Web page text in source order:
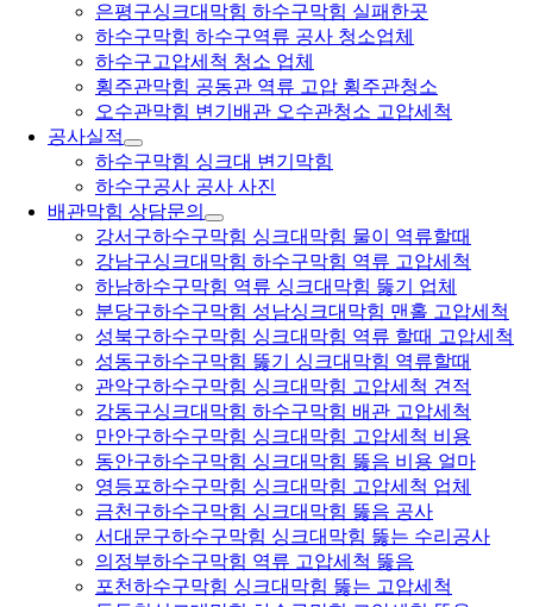
은평구싱크대막힘 하수구막힘 실패한곳
하수구막힘 하수구역류 공사 청소업체
하수구고압세척 청소 업체
횡주관막힘 공동관 역류 고압 횡주관청소
오수관막힘 변기배관 오수관청소 고압세척
공사실적
하수구막힘 싱크대 변기막힘
하수구공사 공사 사진
배관막힘 상담문의
강서구하수구막힘 싱크대막힘 물이 역류할때
강남구싱크대막힘 하수구막힘 역류 고압세척
하남하수구막힘 역류 싱크대막힘 뚫기 업체
분당구하수구막힘 성남싱크대막힘 맨홀 고압세척
성북구하수구막힘 싱크대막힘 역류 할때 고압세척
성동구하수구막힘 뚫기 싱크대막힘 역류할때
관악구하수구막힘 싱크대막힘 고압세척 견적
강동구싱크대막힘 하수구막힘 배관 고압세척
만안구하수구막힘 싱크대막힘 고압세척 비용
동안구하수구막힘 싱크대막힘 뚫음 비용 얼마
영등포하수구막힘 싱크대막힘 고압세척 업체
금천구하수구막힘 싱크대막힘 뚫음 공사
서대문구하수구막힘 싱크대막힘 뚫는 수리공사
의정부하수구막힘 역류 고압세척 뚫음
포천하수구막힘 싱크대막힘 뚫는 고압세척